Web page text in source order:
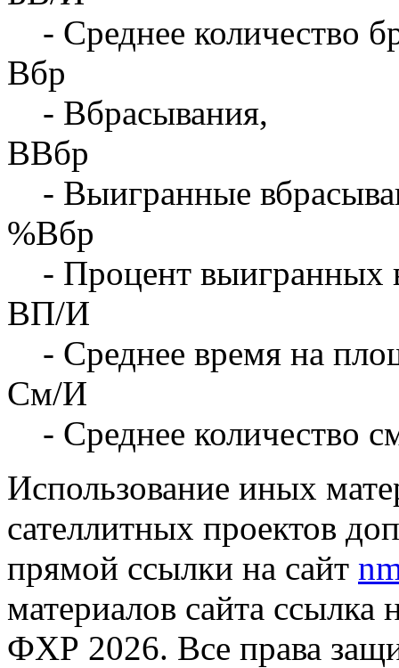
- Среднее количество
Вбр
- Вбрасывания,
ВВбр
- Выигранные
%Вбр
- Процент выигранных
ВП/И
- Среднее время на
См/И
- Среднее количество
Использование иных
сателлитных проектов
прямой ссылки на сайт
материалов сайта ссылка
ФХР 2026. Все права